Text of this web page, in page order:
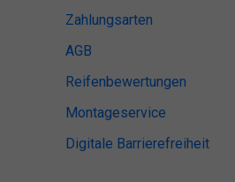
Zahlungsarten
AGB
Reifenbewertungen
Montageservice
Digitale Barrierefreiheit